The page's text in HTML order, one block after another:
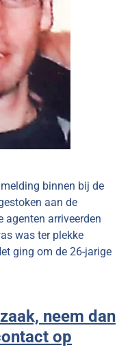
binnen bij de
aan de
agenten arriveerden
was ter plekke
ging om de 26-jarige
neem dan
op